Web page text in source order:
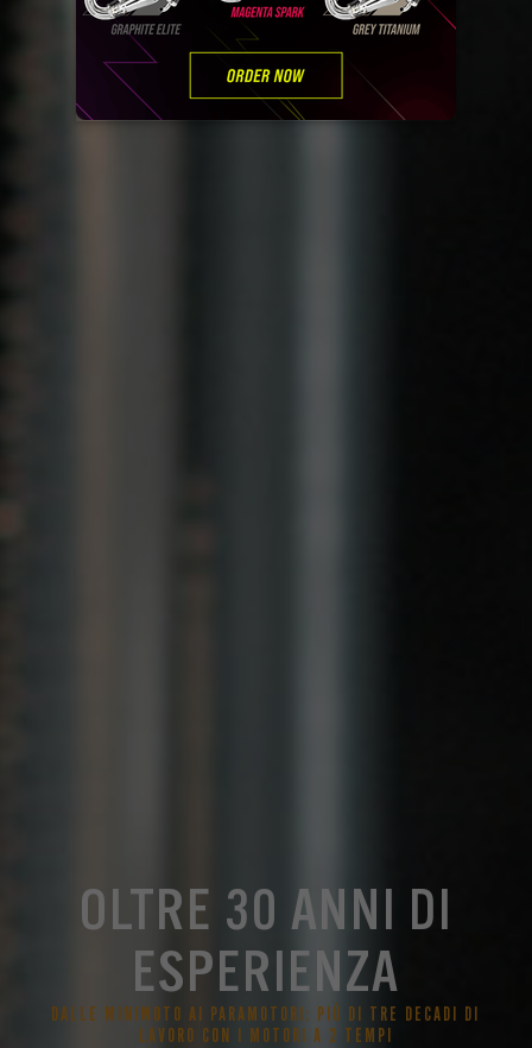
OLTRE 30 ANNI DI
ESPERIENZA
DALLE MINIMOTO AI PARAMOTORI: PIÙ DI TRE DECADI DI
LAVORO CON I MOTORI A 2 TEMPI